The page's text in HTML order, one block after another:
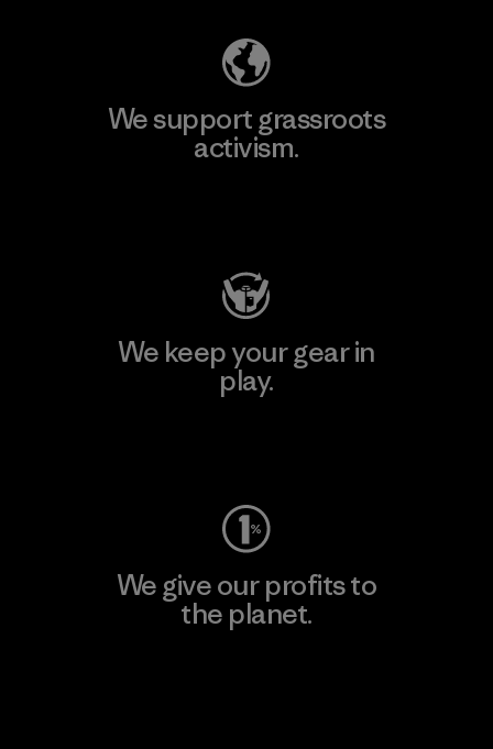
We support grassroots
activism.
We keep your gear in
play.
We give our profits to
the planet.